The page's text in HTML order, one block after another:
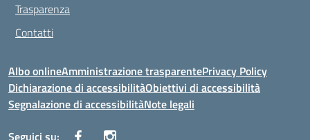
Trasparenza
Contatti
Albo onlineAmministrazione trasparentePrivacy Policy
Dichiarazione di accessibilitàObiettivi di accessibilità
Segnalazione di accessibilitàNote legali
Seguici su: